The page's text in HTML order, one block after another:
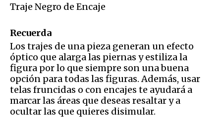
Traje Negro de Encaje
Recuerda
Los trajes de una pieza generan un efecto
óptico que alarga las piernas y estiliza la
figura por lo que siempre son una buena
opción para todas las figuras. Además, usar
telas fruncidas o con encajes te ayudará a
marcar las áreas que deseas resaltar y a
ocultar las que quieres disimular.